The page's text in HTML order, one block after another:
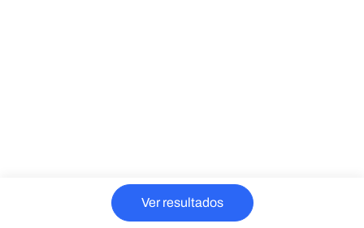
Ver resultados